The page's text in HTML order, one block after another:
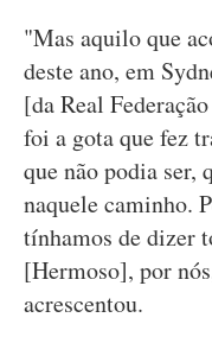
"Mas aquilo que
deste ano, em
[da Real
foi a gota que fez
que não podia ser,
naquele caminho.
tínhamos de dizer
[Hermoso], por
acrescentou.